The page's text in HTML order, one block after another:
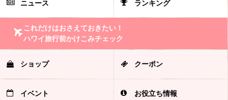
ニュース ランキング
これだけはおさえておきたい！
ハワイ旅行前かけこみチェック
ショップ クーポン
イベント お役立ち情報